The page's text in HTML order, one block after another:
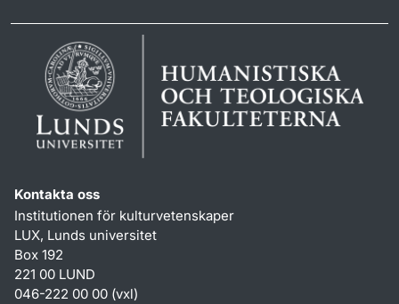
Kontakta oss
Institutionen för kulturvetenskaper
LUX, Lunds universitet
Box 192
221 00 LUND
046-222 00 00 (vxl)